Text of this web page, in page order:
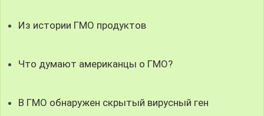
Из истории ГМО продуктов
Что думают американцы о ГМО?
В ГМО обнаружен скрытый вирусный ген